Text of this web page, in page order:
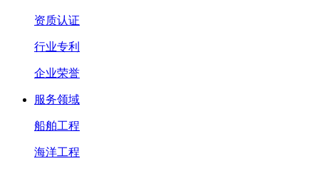
资质认证
行业专利
企业荣誉
服务领域
船舶工程
海洋工程